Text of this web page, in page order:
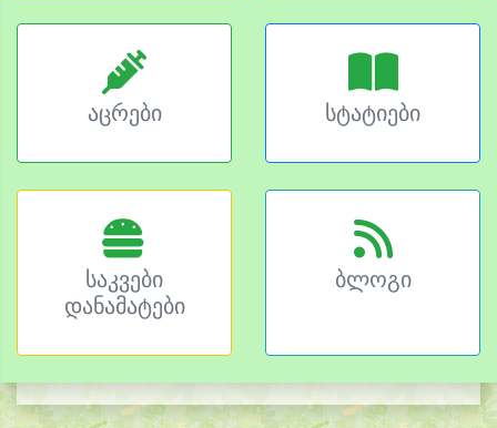
აცრები სტატიები
საკვები
დანამატები
ბლოგი